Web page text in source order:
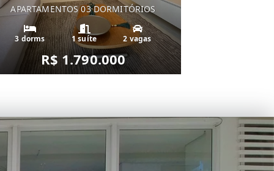
APARTAMENTOS 03 DORMITÓRIOS
3 dorms 1 suíte 2 vagas
R$ 1.790.000